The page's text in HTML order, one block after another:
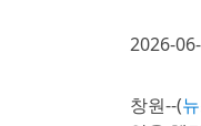
2026-
창원--(